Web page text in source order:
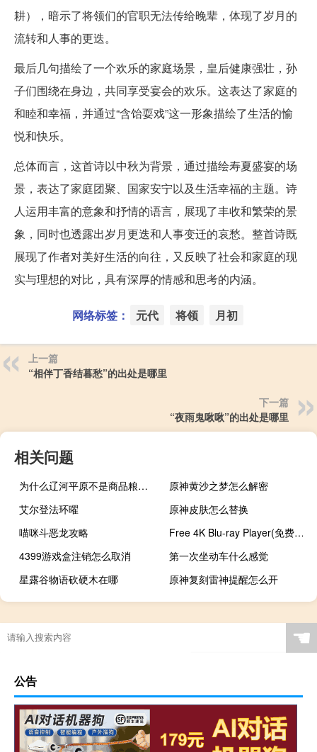
耕），暗示了将领们的官职无法传给晚辈，体现了岁月的
流转和人事的更迭。
最后几句描绘了一个欢乐的家庭场景，皇后健康强壮，孙
子们围绕在身边，共同享受宴会的欢乐。这表达了家庭的
和睦和幸福，并通过“含饴耍戏”这一形象描绘了生活的愉
悦和快乐。
总体而言，这首诗以中秋为背景，通过描绘寿夏盛宴的场
景，表达了家庭团聚、国家安宁以及生活幸福的主题。诗
人运用丰富的意象和抒情的语言，展现了丰收和繁荣的景
象，同时也透露出岁月更迭和人事变迁的哀愁。整首诗既
展现了作者对美好生活的向往，又反映了社会和家庭的现
实与理想的对比，具有深厚的情感和思考的内涵。
网络标签： 元代 将领 月初
上一篇
“相伴丁香结暮愁”的出处是哪里
下一篇
“夜雨鬼啾啾”的出处是哪里
相关问题
为什么辽河平原不是商品粮基地
原神黄沙之梦怎么解密
艾尔登法环曜
原神皮肤怎么替换
喵咪斗恶龙攻略
Free 4K Blu-ray Player(免费4K蓝光播放器) V1.3.14 官方版（Free 4K Blu-ray Player(免费4K蓝光播放器) V1.3.14 官方版功能简介）
4399游戏盒注销怎么取消
第一次坐动车什么感觉
星露谷物语砍硬木在哪
原神复刻雷神提醒怎么开
☚
公告